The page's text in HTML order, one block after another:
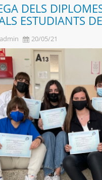
DELS
ESTUDIANTS
20/05/21